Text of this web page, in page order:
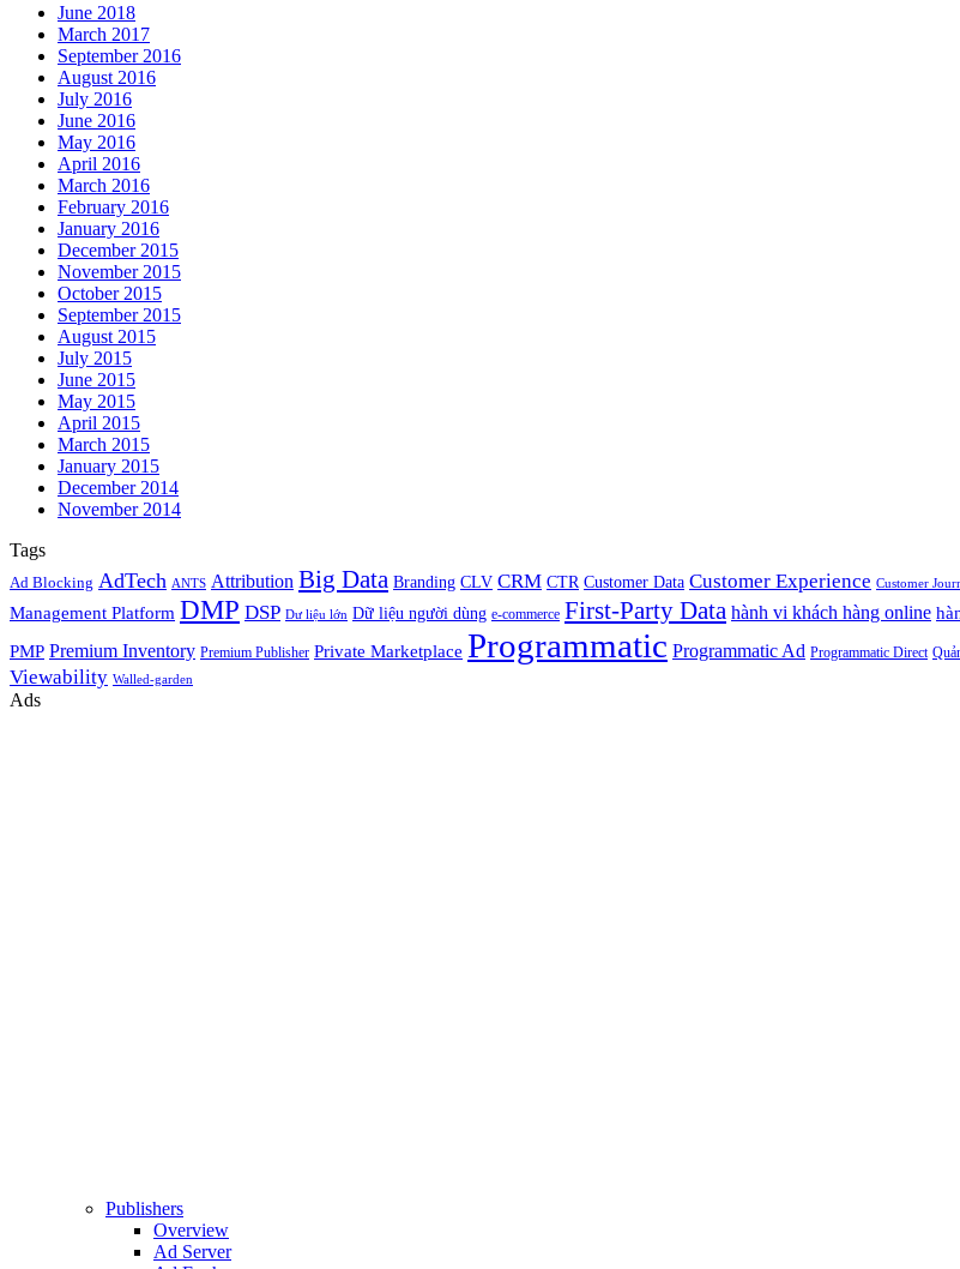
June 2018
March 2017
September 2016
August 2016
July 2016
June 2016
May 2016
April 2016
March 2016
February 2016
January 2016
December 2015
November 2015
October 2015
September 2015
August 2015
July 2015
June 2015
May 2015
April 2015
March 2015
January 2015
December 2014
November 2014
Tags
Ad Blocking AdTech ANTS Attribution Big Data Branding CLV CRM CTR Customer Data Customer Experience Customer
Management Platform DMP DSP Dư liệu lớn Dữ liệu người dùng e-commerce First-Party Data hành vi khách hàng online
PMP Premium Inventory Premium Publisher Private Marketplace Programmatic Programmatic Ad Programmatic Direct
Viewability Walled-garden
Ads
Publishers
Overview
Ad Server